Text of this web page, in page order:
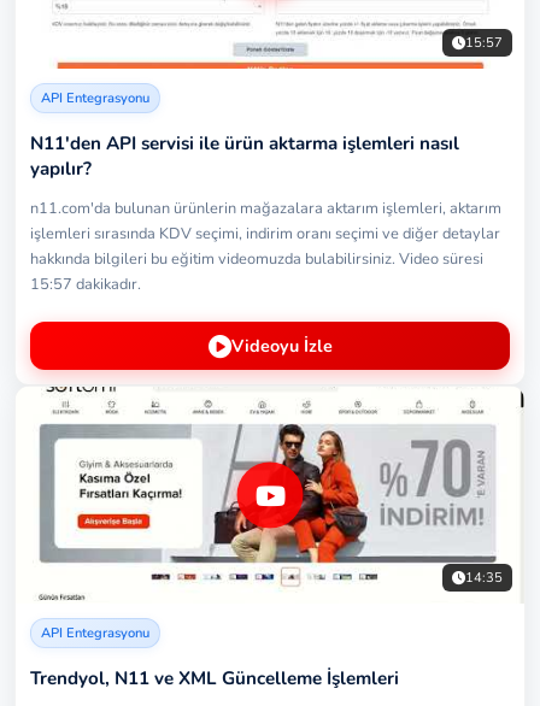
15:57
API Entegrasyonu
N11'den API servisi ile ürün aktarma işlemleri nasıl
yapılır?
n11.com'da bulunan ürünlerin mağazalara aktarım işlemleri, aktarım
işlemleri sırasında KDV seçimi, indirim oranı seçimi ve diğer detaylar
hakkında bilgileri bu eğitim videomuzda bulabilirsiniz. Video süresi
15:57 dakikadır.
Videoyu İzle
14:35
API Entegrasyonu
Trendyol, N11 ve XML Güncelleme İşlemleri